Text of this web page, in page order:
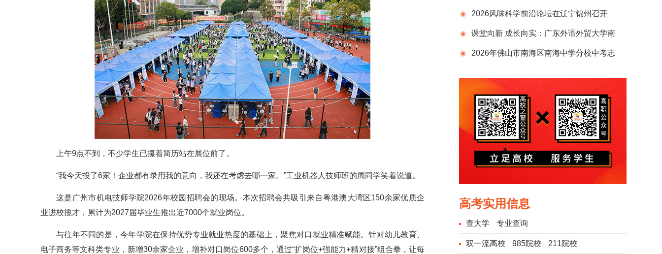
上午9点不到，不少学生已攥着简历站在展位前了。
“我今天投了6家！企业都有录用我的意向，我还在考虑去哪一家。”工业机器人技师班的周同学笑着说道。
这是广州市机电技师学院2026年校园招聘会的现场。本次招聘会共吸引来自粤港澳大湾区150余家优质企
业进校揽才，累计为2027届毕业生推出近7000个就业岗位。
与往年不同的是，今年学院在保持优势专业就业热度的基础上，聚焦对口就业精准赋能。针对幼儿教育、
电子商务等文科类专业，新增30余家企业，增补对口岗位600多个，通过“扩岗位+强能力+精对接”组合拳，让每
能教学改革的探索与实践
2026风味科学前沿论坛在辽宁锦州召开
课堂向新 成长向实：广东外语外贸大学南
国商学院深耕“三感教育”
2026年佛山市南海区南海中学分校中考志
高考实用信息
查大学 专业查询
双一流高校 985院校 211院校